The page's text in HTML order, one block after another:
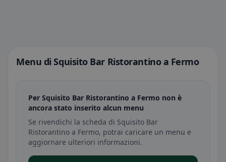
Menu di Squisito Bar Ristorantino a Fermo
Per Squisito Bar Ristorantino a Fermo non è
ancora stato inserito alcun menu
Se rivendichi la scheda di Squisito Bar
Ristorantino a Fermo, potrai caricare un menu e
aggiornare ulteriori informazioni.